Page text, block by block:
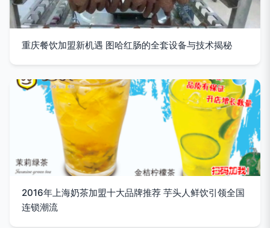
重庆餐饮加盟新机遇 图哈红肠的全套设备与技术揭秘
2016年上海奶茶加盟十大品牌推荐 芋头人鲜饮引领全国
连锁潮流